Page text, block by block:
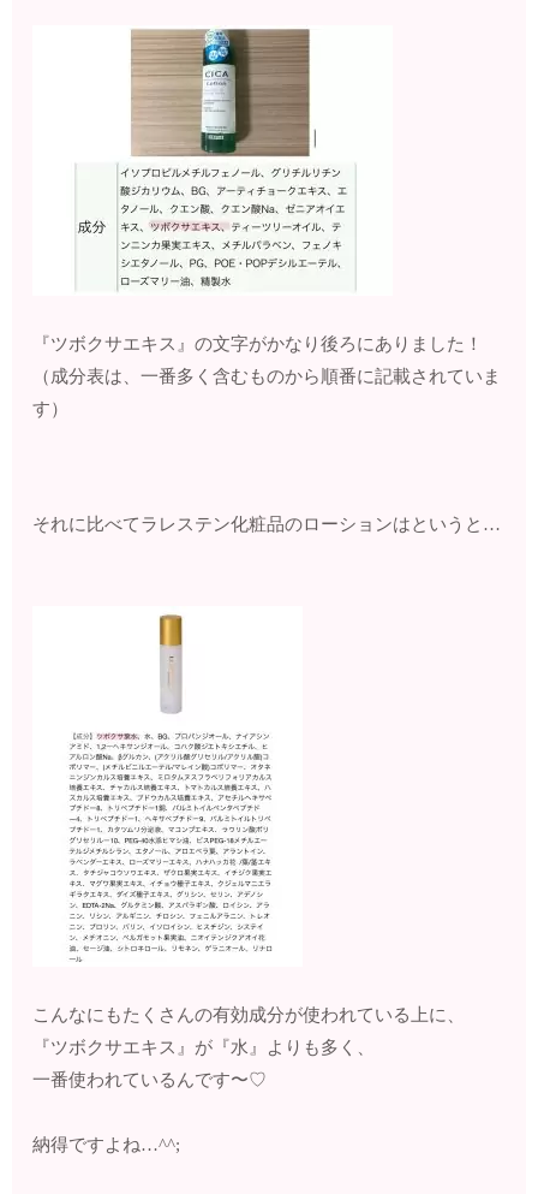
『ツボクサエキス』の文字がかなり後ろにありました！
（成分表は、一番多く含むものから順番に記載されていま
す）
それに比べてラレステン化粧品のローションはというと…
こんなにもたくさんの有効成分が使われている上に、
『ツボクサエキス』が『水』よりも多く、
一番使われているんです〜♡
納得ですよね…^^;